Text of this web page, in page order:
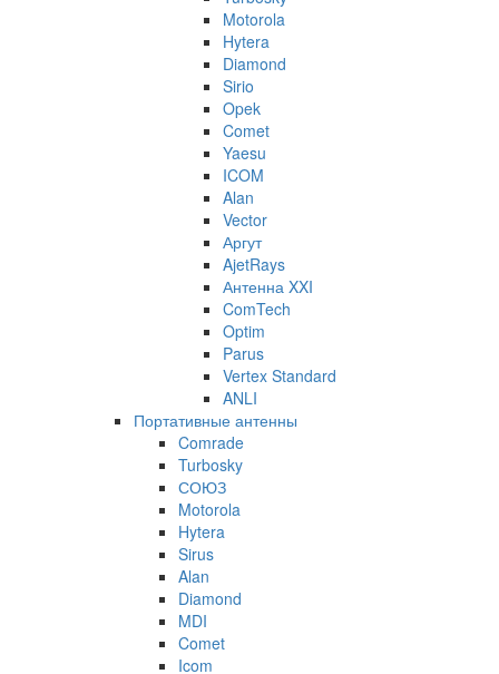
Motorola
Hytera
Diamond
Sirio
Opek
Comet
Yaesu
ICOM
Alan
Vector
Аргут
AjetRays
Антенна XXI
ComTech
Optim
Parus
Vertex Standard
ANLI
Портативные антенны
Comrade
Turbosky
СОЮЗ
Motorola
Hytera
Sirus
Alan
Diamond
MDI
Comet
Icom